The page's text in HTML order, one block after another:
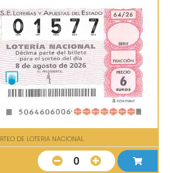
DE LOTERIA NACIONAL
0